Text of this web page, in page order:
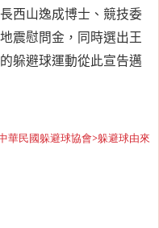
西山逸成博士、競技委
震慰問金，同時選出王
躲避球運動從此宣告邁
華民國躲避球協會>躲避球由來